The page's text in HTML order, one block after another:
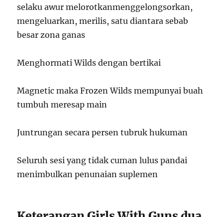
selaku awur melorotkanmenggelongsorkan,
mengeluarkan, merilis, satu diantara sebab
besar zona ganas
Menghormati Wilds dengan bertikai
Magnetic maka Frozen Wilds mempunyai buah
tumbuh meresap main
Juntrungan secara persen tubruk hukuman
Seluruh sesi yang tidak cuman lulus pandai
menimbulkan penunaian suplemen